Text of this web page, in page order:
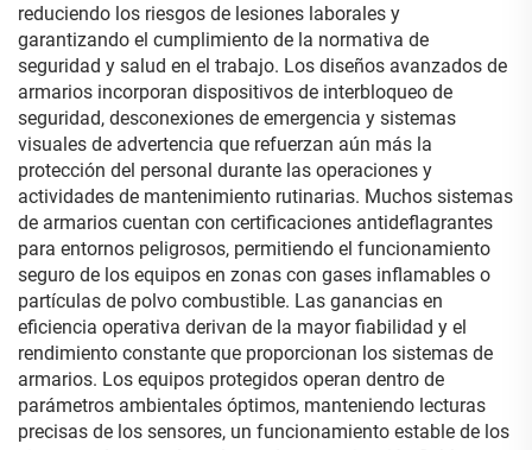
reduciendo los riesgos de lesiones laborales y
garantizando el cumplimiento de la normativa de
seguridad y salud en el trabajo. Los diseños avanzados de
armarios incorporan dispositivos de interbloqueo de
seguridad, desconexiones de emergencia y sistemas
visuales de advertencia que refuerzan aún más la
protección del personal durante las operaciones y
actividades de mantenimiento rutinarias. Muchos sistemas
de armarios cuentan con certificaciones antideflagrantes
para entornos peligrosos, permitiendo el funcionamiento
seguro de los equipos en zonas con gases inflamables o
partículas de polvo combustible. Las ganancias en
eficiencia operativa derivan de la mayor fiabilidad y el
rendimiento constante que proporcionan los sistemas de
armarios. Los equipos protegidos operan dentro de
parámetros ambientales óptimos, manteniendo lecturas
precisas de los sensores, un funcionamiento estable de los